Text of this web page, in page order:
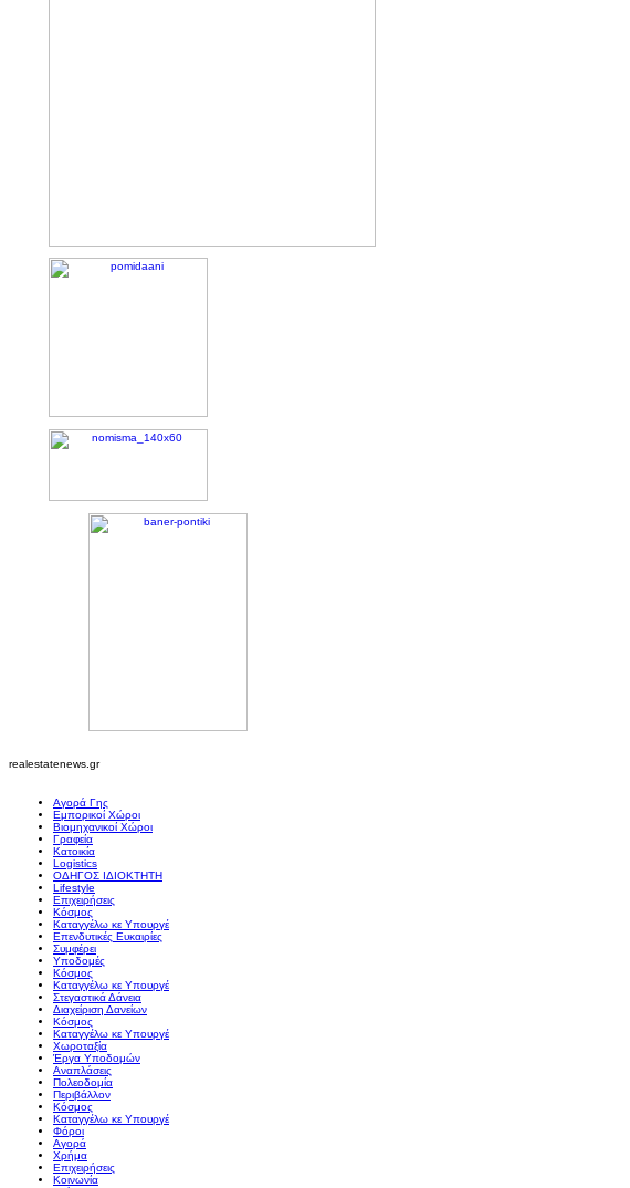
realestatenews.gr
Αγορά Γης
Εμπορικοί Χώροι
Βιομηχανικοί Χώροι
Γραφεία
Κατοικία
Logistics
ΟΔΗΓΟΣ ΙΔΙΟΚΤΗΤΗ
Lifestyle
Επιχειρήσεις
Κόσμος
Καταγγέλω κε Υπουργέ
Επενδυτικές Ευκαιρίες
Συμφέρει
Υποδομές
Κόσμος
Καταγγέλω κε Υπουργέ
Στεγαστικά Δάνεια
Διαχείριση Δανείων
Κόσμος
Καταγγέλω κε Υπουργέ
Χωροταξία
Έργα Υποδομών
Αναπλάσεις
Πολεοδομία
Περιβάλλον
Κόσμος
Καταγγέλω κε Υπουργέ
Φόροι
Αγορά
Χρήμα
Επιχειρήσεις
Κοινωνία